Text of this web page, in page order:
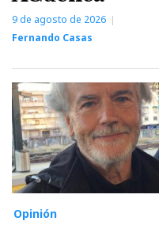
9 de agosto de 2026
Fernando Casas
Opinión